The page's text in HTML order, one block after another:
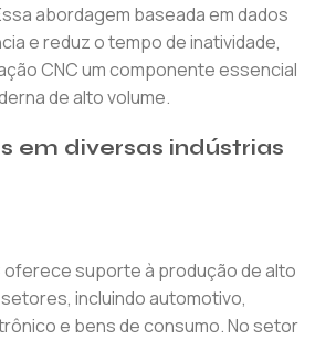
abordagem baseada em dados
e reduz o tempo de inatividade,
CNC um componente essencial
de alto volume.
em diversas indústrias
oferece suporte à produção de alto
incluindo automotivo,
e bens de consumo. No setor